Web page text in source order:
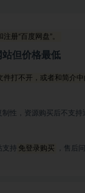
册“百度网盘”。
但价格最低
件打不开，或者和简介
制性，资源购买后不支
支持 免登录购买
，售后